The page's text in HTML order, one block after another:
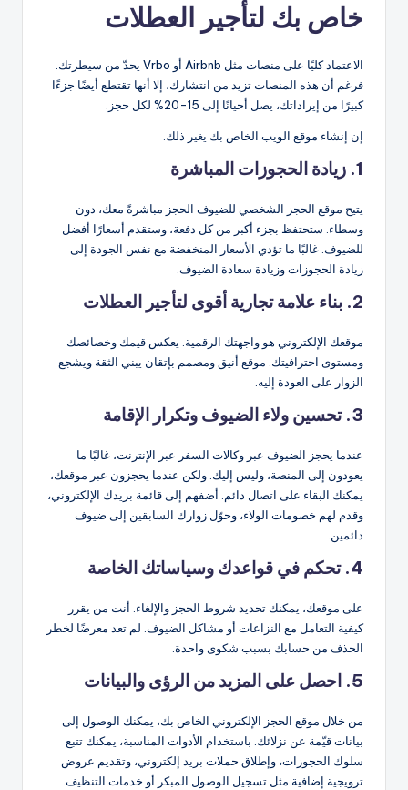
خاص بك لتأجير العطلات
الاعتماد كليًا على منصات مثل Airbnb أو Vrbo يحدّ من سيطرتك.
فرغم أن هذه المنصات تزيد من انتشارك، إلا أنها تقتطع أيضًا جزءًا
كبيرًا من إيراداتك، يصل أحيانًا إلى 15-20% لكل حجز.
إن إنشاء موقع الويب الخاص بك يغير ذلك.
1. زيادة الحجوزات المباشرة
يتيح موقع الحجز الشخصي للضيوف الحجز مباشرةً معك، دون
وسطاء. ستحتفظ بجزء أكبر من كل دفعة، وستقدم أسعارًا أفضل
للضيوف. غالبًا ما تؤدي الأسعار المنخفضة مع نفس الجودة إلى
زيادة الحجوزات وزيادة سعادة الضيوف.
2. بناء علامة تجارية أقوى لتأجير العطلات
موقعك الإلكتروني هو واجهتك الرقمية. يعكس قيمك وخصائصك
ومستوى احترافيتك. موقع أنيق ومصمم بإتقان يبني الثقة ويشجع
الزوار على العودة إليه.
3. تحسين ولاء الضيوف وتكرار الإقامة
عندما يحجز الضيوف عبر وكالات السفر عبر الإنترنت، غالبًا ما
يعودون إلى المنصة، وليس إليك. ولكن عندما يحجزون عبر موقعك،
يمكنك البقاء على اتصال دائم. أضفهم إلى قائمة بريدك الإلكتروني،
وقدم لهم خصومات الولاء، وحوّل زوارك السابقين إلى ضيوف
دائمين.
4. تحكم في قواعدك وسياساتك الخاصة
على موقعك، يمكنك تحديد شروط الحجز والإلغاء. أنت من يقرر
كيفية التعامل مع النزاعات أو مشاكل الضيوف. لم تعد معرضًا لخطر
الحذف من حسابك بسبب شكوى واحدة.
5. احصل على المزيد من الرؤى والبيانات
من خلال موقع الحجز الإلكتروني الخاص بك، يمكنك الوصول إلى
بيانات قيّمة عن نزلائك. باستخدام الأدوات المناسبة، يمكنك تتبع
سلوك الحجوزات، وإطلاق حملات بريد إلكتروني، وتقديم عروض
ترويجية إضافية مثل تسجيل الوصول المبكر أو خدمات التنظيف.